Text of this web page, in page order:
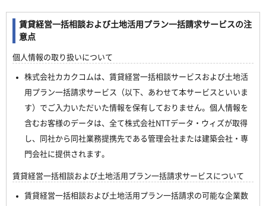
賃貸経営一括相談および土地活用プラン一括請求サービスの注
意点
個人情報の取り扱いについて
株式会社カカクコムは、賃貸経営一括相談サービスおよび土地活
用プラン一括請求サービス（以下、あわせて本サービスといいま
す）でご入力いただいた情報を保有しておりません。個人情報を
含むお客様のデータは、全て株式会社NTTデータ・ウィズが取得
し、同社から同社業務提携先である管理会社または建築会社・専
門会社に提供されます。
賃貸経営一括相談および土地活用プラン一括請求サービスについて
賃貸経営一括相談および土地活用プラン一括請求の可能な企業数